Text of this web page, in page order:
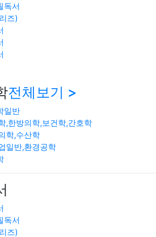
독서
즈)
전체보기 >
일반
,한방의학,보건학,간호학
학,수산학
일반,환경공학
독서
즈)